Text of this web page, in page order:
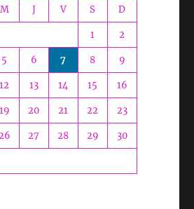
M J V S D
1 2
5 6 7 8 9
12 13 14 15 16
19 20 21 22 23
27 28 29 30